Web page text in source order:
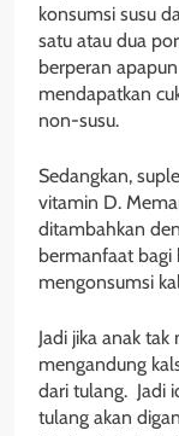
konsumsi susu
satu atau dua
berperan
mendapatkan
non-susu.
Sedangkan,
vitamin D.
ditambahkan
bermanfaat bagi
mengonsumsi
Jadi jika anak
mengandung
dari tulang. Jadi
tulang akan